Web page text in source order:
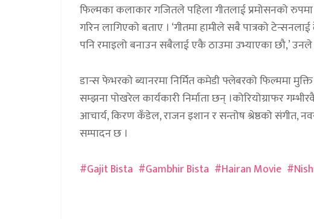
फिल्मका कलाकार गजितले पहिला गीतलाई प्रमोसनको
गरिन लागिएको बताए । ‘गीतमा हामीले सबै पात्रको
पनि रमाइलो बनाउन सबैलाई एकै ठाउमा उभ्याएका छौ,’
डान्स फेभरको ब्यानरमा निर्मित कमेडी फ्लेबरको फिल्ममा मुक्ति
सम्झना पोखरेल कार्यकारी निर्माता छन् ।कोरियोग्राफर
आचार्य, किरण कँडेल, राजन इशान र सन्तोष श्रेष्ठको संगीत,
सम्पादन छ ।
Gajit Bista
Gambhir Bista Hairan Movie